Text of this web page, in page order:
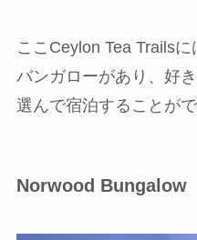
ここCeylon Tea Trails
バンガローがあり、好
選んで宿泊することがで
Norwood Bungalow